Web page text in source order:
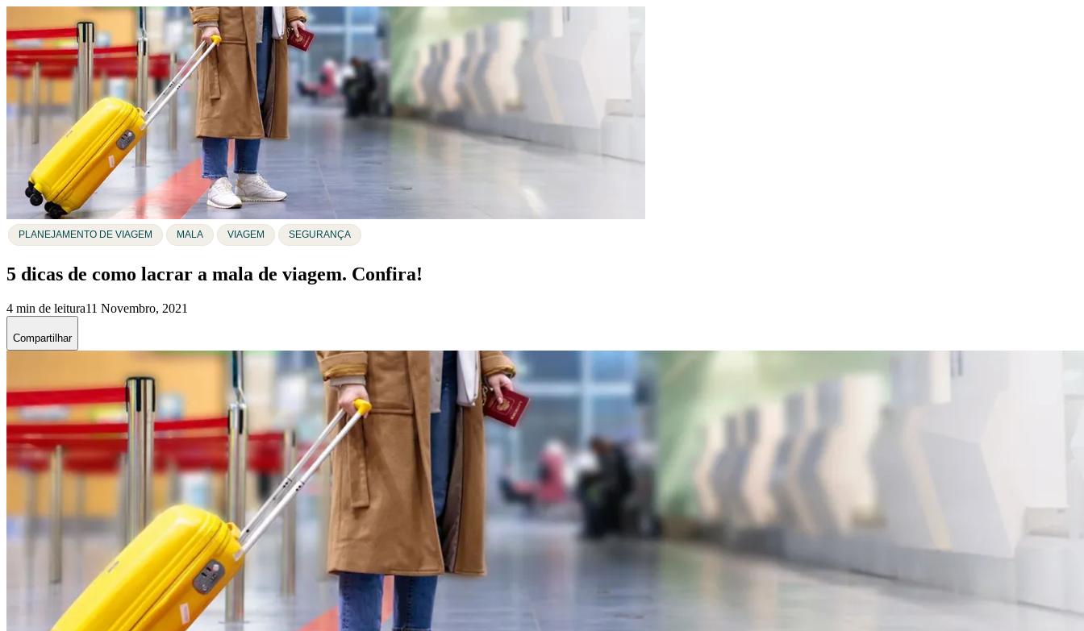
PLANEJAMENTO DE VIAGEM MALA VIAGEM SEGURANÇA
5 dicas de como lacrar a mala de viagem. Confira!
4 min de leitura11 Novembro, 2021
Compartilhar